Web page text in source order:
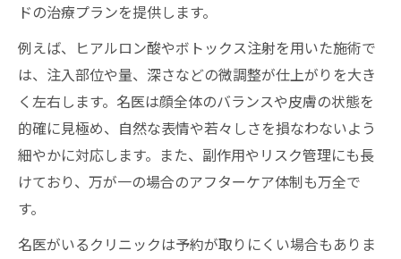
ドの治療プランを提供します。
例えば、ヒアルロン酸やボトックス注射を用いた施術で
は、注入部位や量、深さなどの微調整が仕上がりを大き
く左右します。名医は顔全体のバランスや皮膚の状態を
的確に見極め、自然な表情や若々しさを損なわないよう
細やかに対応します。また、副作用やリスク管理にも長
けており、万が一の場合のアフターケア体制も万全で
す。
名医がいるクリニックは予約が取りにくい場合もありま